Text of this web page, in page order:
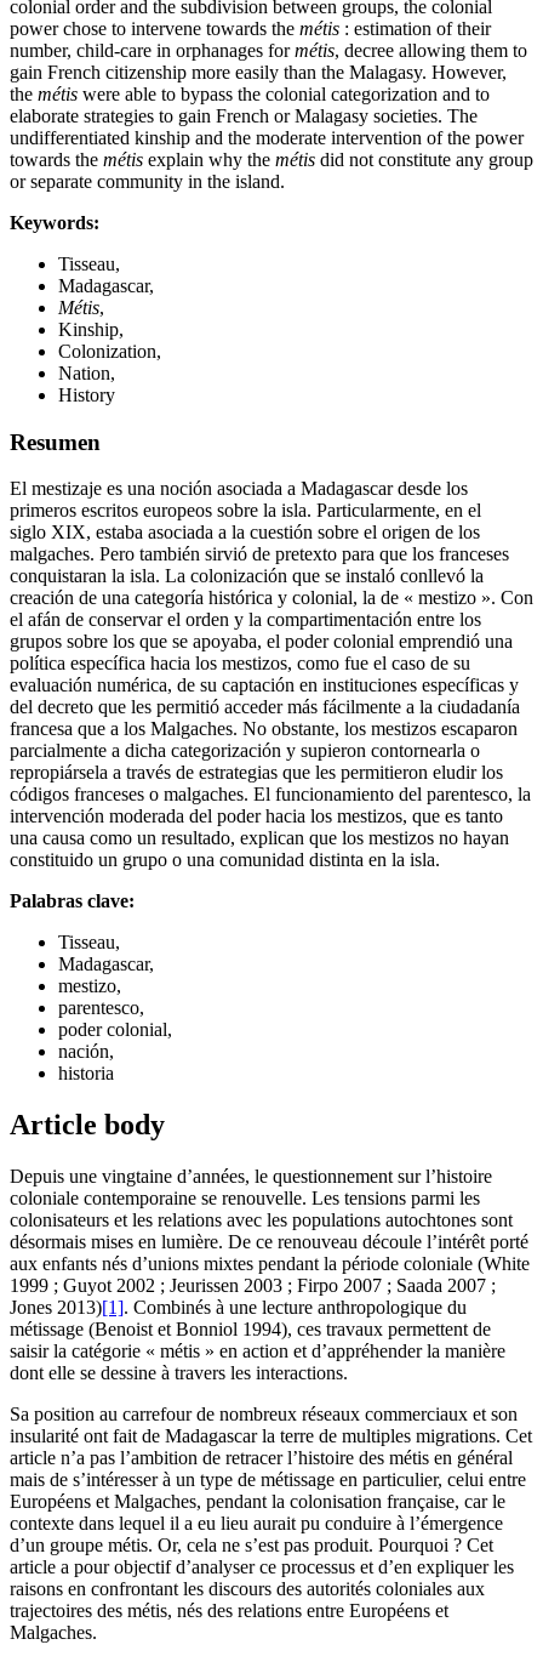
colonial order and the subdivision between groups, the colonial
power chose to intervene towards the métis : estimation of their
number, child-care in orphanages formétis, decree allowing them to
gain French citizenship more easily than the Malagasy. However,
the métis were able to bypass the colonial categorization and to
elaborate strategies to gain French or Malagasy societies. The
undifferentiated kinship and the moderate intervention of the power
towards the métis explain why the métis did not constitute any group
or separate community in the island.
Keywords:
Tisseau,
Madagascar,
Métis,
Kinship,
Colonization,
Nation,
History
Resumen
El mestizaje es una noción asociada a Madagascar desde los
primeros escritos europeos sobre la isla. Particularmente, en el
siglo XIX, estaba asociada a la cuestión sobre el origen de los
malgaches. Pero también sirvió de pretexto para que los franceses
conquistaran la isla. La colonización que se instaló conllevó la
creación de una categoría histórica y colonial, la de « mestizo ». Con
el afán de conservar el orden y la compartimentación entre los
grupos sobre los que se apoyaba, el poder colonial emprendió una
política específica hacia los mestizos, como fue el caso de su
evaluación numérica, de su captación en instituciones específicas y
del decreto que les permitió acceder más fácilmente a la ciudadanía
francesa que a los Malgaches. No obstante, los mestizos escaparon
parcialmente a dicha categorización y supieron contornearla o
repropiársela a través de estrategias que les permitieron eludir los
códigos franceses o malgaches. El funcionamiento del parentesco, la
intervención moderada del poder hacia los mestizos, que es tanto
una causa como un resultado, explican que los mestizos no hayan
constituido un grupo o una comunidad distinta en la isla.
Palabras clave:
Tisseau,
Madagascar,
mestizo,
parentesco,
poder colonial,
nación,
historia
Article body
Depuis une vingtaine d’années, le questionnement sur l’histoire
coloniale contemporaine se renouvelle. Les tensions parmi les
colonisateurs et les relations avec les populations autochtones sont
désormais mises en lumière. De ce renouveau découle l’intérêt porté
aux enfants nés d’unions mixtes pendant la période coloniale (White
1999 ; Guyot 2002 ; Jeurissen 2003 ; Firpo 2007 ; Saada 2007 ;
Jones 2013)[1]. Combinés à une lecture anthropologique du
métissage (Benoist et Bonniol 1994), ces travaux permettent de
saisir la catégorie « métis » en action et d’appréhender la manière
dont elle se dessine à travers les interactions.
Sa position au carrefour de nombreux réseaux commerciaux et son
insularité ont fait de Madagascar la terre de multiples migrations. Cet
article n’a pas l’ambition de retracer l’histoire des métis en général
mais de s’intéresser à un type de métissage en particulier, celui entre
Européens et Malgaches, pendant la colonisation française, car le
contexte dans lequel il a eu lieu aurait pu conduire à l’émergence
d’un groupe métis. Or, cela ne s’est pas produit. Pourquoi ? Cet
article a pour objectif d’analyser ce processus et d’en expliquer les
raisons en confrontant les discours des autorités coloniales aux
trajectoires des métis, nés des relations entre Européens et
Malgaches.